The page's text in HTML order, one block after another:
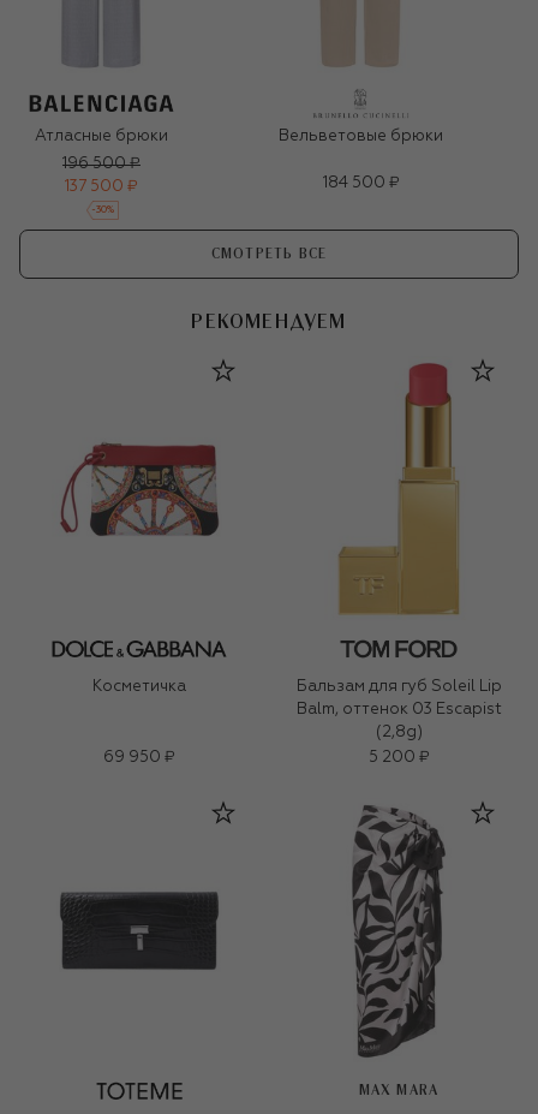
Атласные брюки
196 500 ₽
137 500 ₽
-30%
Вельветовые брюки
184 500 ₽
СМОТРЕТЬ ВСЕ
РЕКОМЕНДУЕМ
Косметичка
69 950 ₽
Бальзам для губ Soleil Lip
Balm, оттенок 03 Escapist
(2,8g)
5 200 ₽
MAX MARA